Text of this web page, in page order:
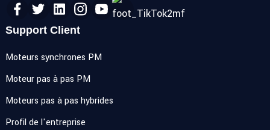
Support Client
Moteurs synchrones PM
Moteur pas à pas PM
Moteurs pas à pas hybrides
Profil de l'entreprise